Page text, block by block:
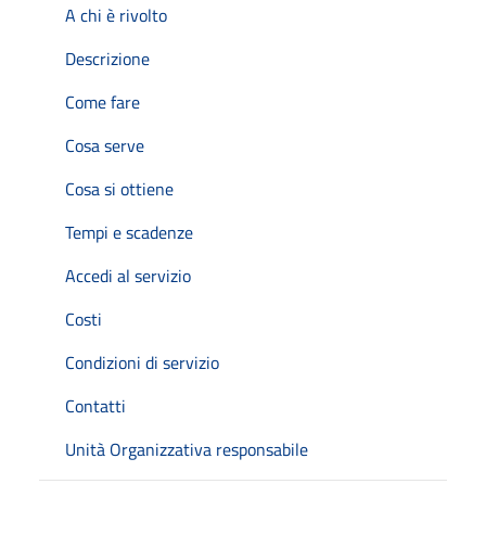
A chi è rivolto
Descrizione
Come fare
Cosa serve
Cosa si ottiene
Tempi e scadenze
Accedi al servizio
Costi
Condizioni di servizio
Contatti
Unità Organizzativa responsabile